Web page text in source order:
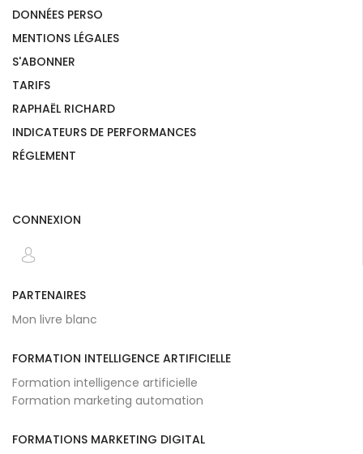
DONNÉES PERSO
MENTIONS LÉGALES
S'ABONNER
TARIFS
RAPHAËL RICHARD
INDICATEURS DE PERFORMANCES
RÉGLEMENT
CONNEXION
PARTENAIRES
Mon livre blanc
FORMATION INTELLIGENCE ARTIFICIELLE
Formation intelligence artificielle
Formation marketing automation
FORMATIONS MARKETING DIGITAL